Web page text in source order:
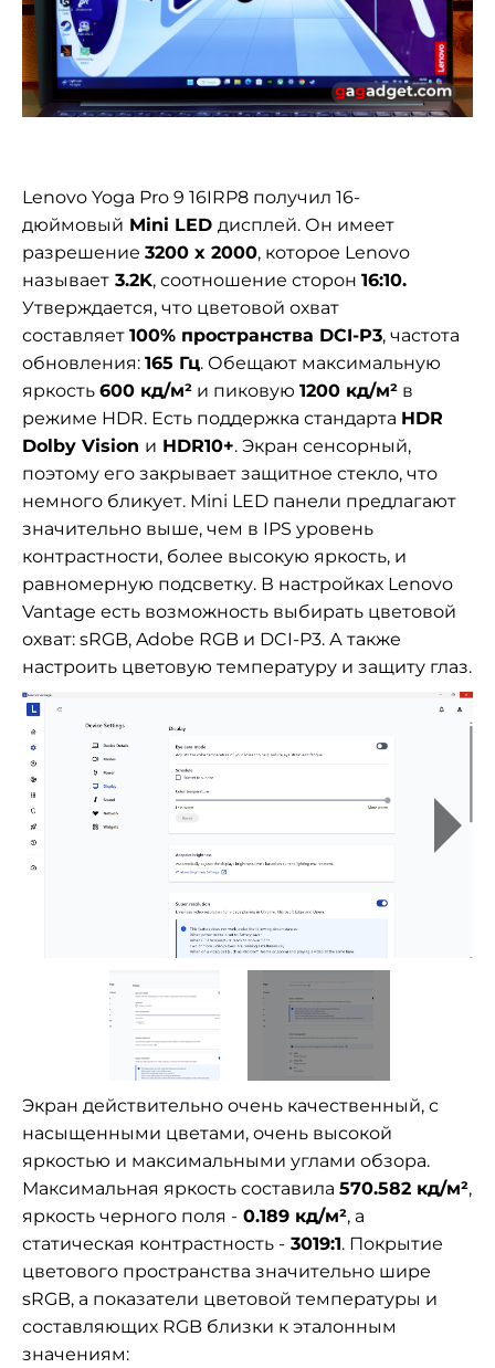
Lenovo Yoga Pro 9 16IRP8 получил 16-
дюймовый Mini LED дисплей. Он имеет
разрешение 3200 x 2000, которое Lenovo
называет 3.2K, соотношение сторон 16:10.
Утверждается, что цветовой охват
составляет 100% пространства DCI-P3, частота
обновления: 165 Гц. Обещают максимальную
яркость 600 кд/м² и пиковую 1200 кд/м² в
режиме HDR. Есть поддержка стандарта HDR
Dolby Vision и HDR10+. Экран сенсорный,
поэтому его закрывает защитное стекло, что
немного бликует. Mini LED панели предлагают
значительно выше, чем в IPS уровень
контрастности, более высокую яркость, и
равномерную подсветку. В настройках Lenovo
Vantage есть возможность выбирать цветовой
охват: sRGB, Adobe RGB и DCI-P3. А также
настроить цветовую температуру и защиту глаз.
Экран действительно очень качественный, с
насыщенными цветами, очень высокой
яркостью и максимальными углами обзора.
Максимальная яркость составила 570.582 кд/м²,
яркость черного поля - 0.189 кд/м², а
статическая контрастность - 3019:1. Покрытие
цветового пространства значительно шире
sRGB, а показатели цветовой температуры и
составляющих RGB близки к эталонным
значениям: